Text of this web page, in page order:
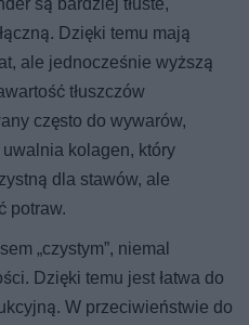
są bardziej tłuste,
Dzięki temu mają
ale jednocześnie wyższą
tłuszczów
często do wywarów,
kolagen, który
dla stawów, ale
potraw.
„czystym”, niemal
Dzięki temu jest łatwa do
W przeciwieństwie do